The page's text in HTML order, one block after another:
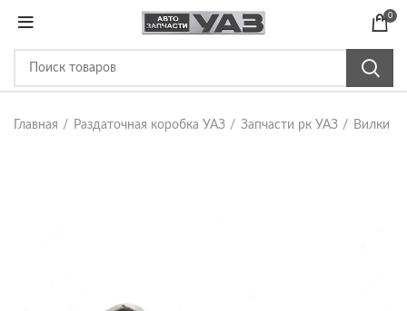
0
Главная Раздаточная коробка УАЗ Запчасти рк УАЗ Вилки